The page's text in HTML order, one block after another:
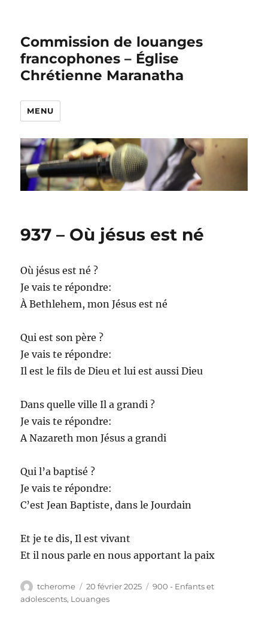
Commission de louanges
francophones – Église
Chrétienne Maranatha
MENU
937 – Où jésus est né
Où jésus est né ?
Je vais te répondre:
À Bethlehem, mon Jésus est né
Qui est son père ?
Je vais te répondre:
Il est le fils de Dieu et lui est aussi Dieu
Dans quelle ville Il a grandi ?
Je vais te répondre:
A Nazareth mon Jésus a grandi
Qui l’a baptisé ?
Je vais te répondre:
C’est Jean Baptiste, dans le Jourdain
Et je te dis, Il est vivant
Et il nous parle en nous apportant la paix
Auteur
tcherome
Publié
le
20 février 2025 Catégories
900 - Enfants et
adolescents, Louanges